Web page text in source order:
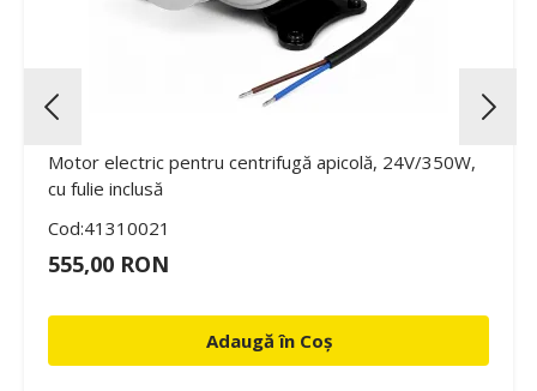
Motor electric pentru centrifugă apicolă, 24V/350W,
cu fulie inclusă
Cod:41310021
555,00 RON
Adaugă în Coș